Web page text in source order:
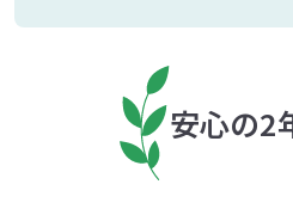
安心の2